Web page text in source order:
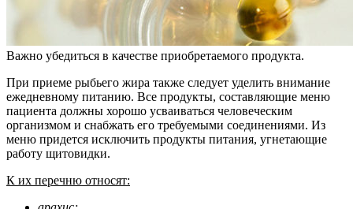
Важно убедиться в качестве приобретаемого продукта.
При приеме рыбьего жира также следует уделить внимание
ежедневному питанию. Все продукты, составляющие меню
пациента должны хорошо усваиваться человеческим
организмом и снабжать его требуемыми соединениями. Из
меню придется исключить продукты питания, угнетающие
работу щитовидки.
К их перечню относят: